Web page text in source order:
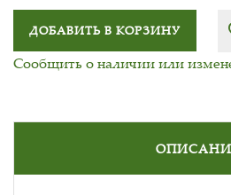
ДОБАВИТЬ В КОРЗИНУ
Сообщить о наличии или